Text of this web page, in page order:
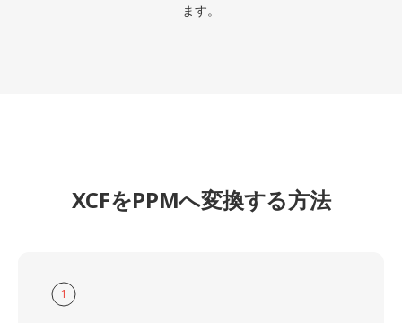
ます。
XCFをPPMへ変換する方法
1